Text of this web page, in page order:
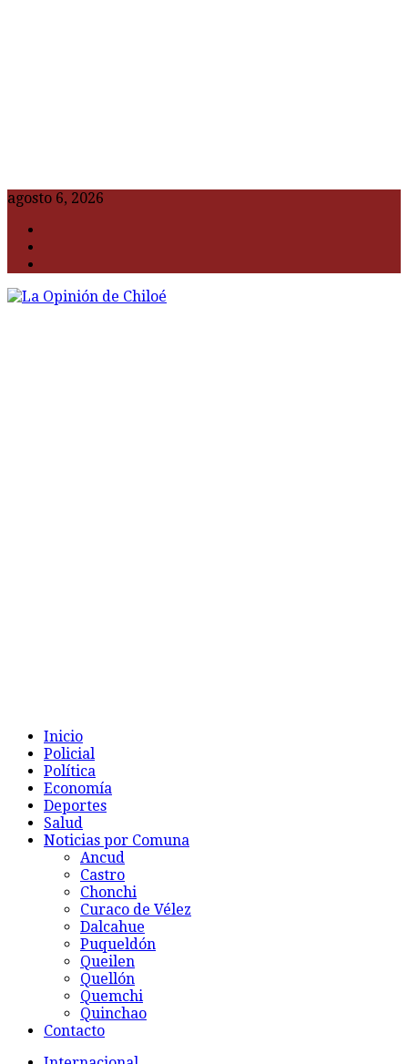
agosto 6, 2026
Inicio
Policial
Política
Economía
Deportes
Salud
Noticias por Comuna
Ancud
Castro
Chonchi
Curaco de Vélez
Dalcahue
Puqueldón
Queilen
Quellón
Quemchi
Quinchao
Contacto